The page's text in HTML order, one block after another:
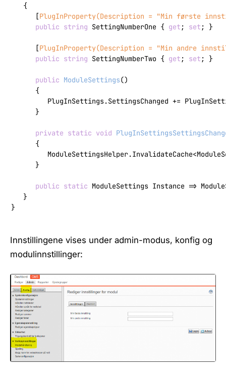
   {
      [
PlugInProperty(Description = "Min første
public string SettingNumberOne { get ; set ; }
      [
PlugInProperty(Description = "Min andre
public string SettingNumberTwo { get ; set ; }
public ModuleSettings()
      {
PlugInSettings.SettingsChanged +=
      }
private static void
      {
      }
public static ModuleSettings Instance =>
   }
}
Innstillingene vises under admin-modus, konfig og
modulinnstillinger: